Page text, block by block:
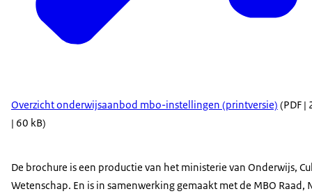
Overzicht onderwijsaanbod mbo-instellingen (printversie) (PDF |
| 60 kB)
De brochure is een productie van het ministerie van Onderwijs,
Wetenschap. En is in samenwerking gemaakt met de MBO Raad,